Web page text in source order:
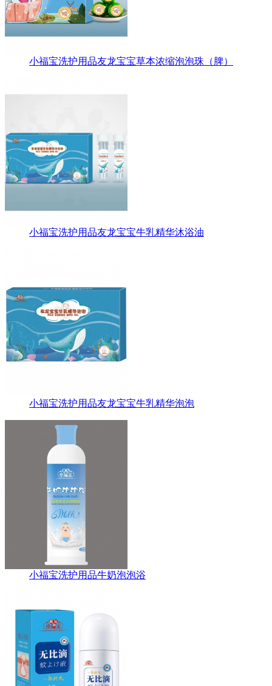
小福宝洗护用品友龙宝宝草本浓缩泡泡珠（脾）
小福宝洗护用品友龙宝宝牛乳精华沐浴油
小福宝洗护用品友龙宝宝牛乳精华泡泡
小福宝洗护用品牛奶泡泡浴